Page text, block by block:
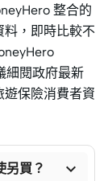
整合的
料，即時比較不
細閱政府最新
保險消費者資
另買？ 